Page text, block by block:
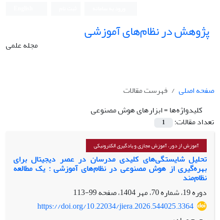
پژوهش در نظام‌های آموزشی
مجله علمی
صفحه اصلی
فهرست مقالات
کلیدواژه‌ها =ابزارهای هوش مصنوعی
تعداد مقالات:
1
آموزش از دور، آموزش مجازی و یادگیری الکترونیکی
تحلیل شایستگی‌های کلیدی مدرسان در عصر دیجیتال برای
بهره‌گیری از هوش مصنوعی در نظام‌های آموزشی : یک مطالعه
نظام‌مند
دوره 19، شماره 70، مهر 1404، صفحه
99-113
https://doi.org/10.22034/jiera.2026.544025.3364